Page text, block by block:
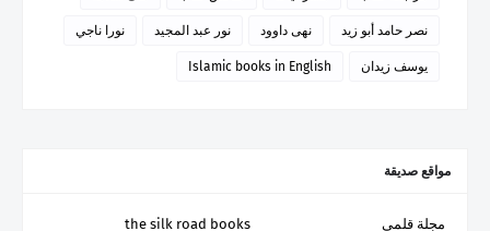
نصر حامد أبو زيد نهى داوود نور عبد المجيد نورا ناجي
يوسف زيدان Islamic books in English
مواقع صديقة
مجلة قلمي the silk road books